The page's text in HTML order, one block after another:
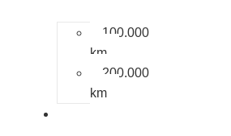
100.000
km
200.000
km